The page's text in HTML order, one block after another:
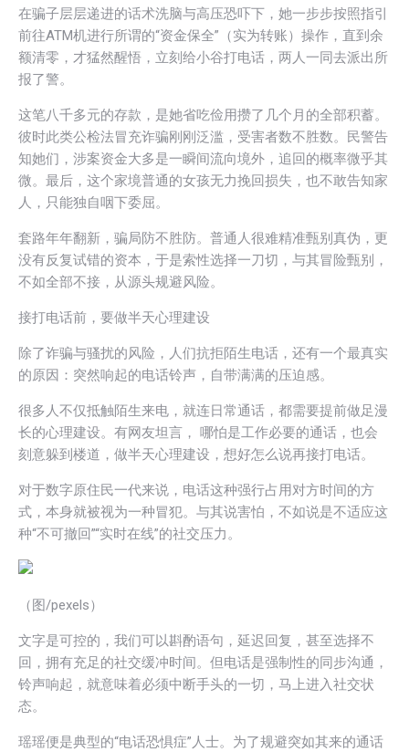
在骗子层层递进的话术洗脑与高压恐吓下，她一步步按照指引
前往ATM机进行所谓的“资金保全”（实为转账）操作，直到余
额清零，才猛然醒悟，立刻给小谷打电话，两人一同去派出所
报了警。
这笔八千多元的存款，是她省吃俭用攒了几个月的全部积蓄。
彼时此类公检法冒充诈骗刚刚泛滥，受害者数不胜数。民警告
知她们，涉案资金大多是一瞬间流向境外，追回的概率微乎其
微。最后，这个家境普通的女孩无力挽回损失，也不敢告知家
人，只能独自咽下委屈。
套路年年翻新，骗局防不胜防。普通人很难精准甄别真伪，更
没有反复试错的资本，于是索性选择一刀切，与其冒险甄别，
不如全部不接，从源头规避风险。
接打电话前，要做半天心理建设
除了诈骗与骚扰的风险，人们抗拒陌生电话，还有一个最真实
的原因：突然响起的电话铃声，自带满满的压迫感。
很多人不仅抵触陌生来电，就连日常通话，都需要提前做足漫
长的心理建设。有网友坦言， 哪怕是工作必要的通话，也会
刻意躲到楼道，做半天心理建设，想好怎么说再接打电话。
对于数字原住民一代来说，电话这种强行占用对方时间的方
式，本身就被视为一种冒犯。与其说害怕，不如说是不适应这
种“不可撤回”“实时在线”的社交压力。
（图/pexels）
文字是可控的，我们可以斟酌语句，延迟回复，甚至选择不
回，拥有充足的社交缓冲时间。但电话是强制性的同步沟通，
铃声响起，就意味着必须中断手头的一切，马上进入社交状
态。
瑶瑶便是典型的“电话恐惧症”人士。为了规避突如其来的通话